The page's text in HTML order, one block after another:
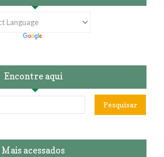
Encontre aqui
Mais acessados